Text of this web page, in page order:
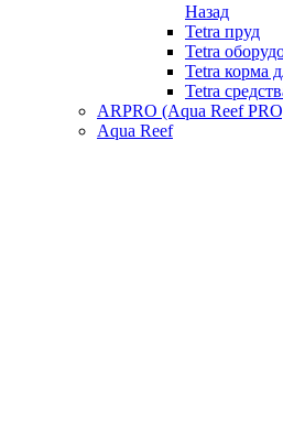
Назад
Tetra пруд
Tetra
Tetra корма
Tetra
ARPRO (Aqua Reef
Aqua Reef